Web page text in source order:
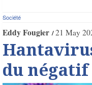
Société
Eddy Fougier 21 May
du négatif